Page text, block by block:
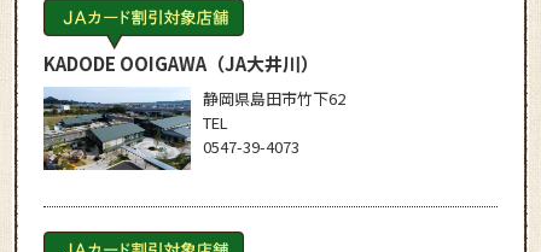
KADODE OOIGAWA（JA大井川）
静岡県島田市竹下62
TEL
0547-39-4073